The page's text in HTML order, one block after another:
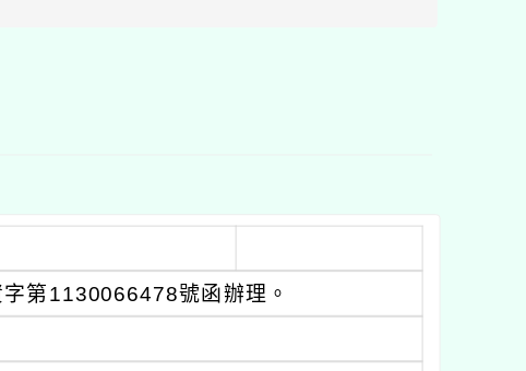
第1130066478號函辦理。